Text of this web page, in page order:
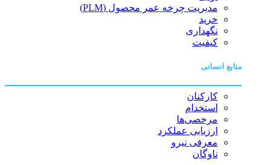
مدیریت چرخه عمر محصول (PLM)
خرید
نگهداری
کیفیت
منابع انسانی
کارکنان
استخدام
مرخصی‌ها
ارزیابی عملکرد
معرفی نیرو
ناوگان